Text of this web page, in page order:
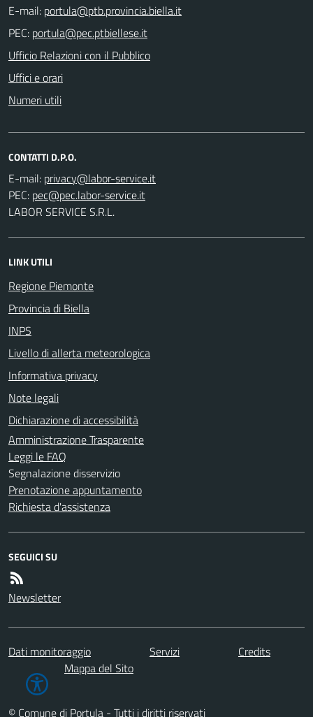
E-mail:
PEC:
Ufficio Relazioni con il Pubblico
Uffici e orari
Numeri utili
CONTATTI D.P.O.
E-mail:
PEC:
LABOR SERVICE S.R.L.
LINK UTILI
Regione Piemonte
Provincia di Biella
INPS
Livello di allerta meteorologica
Informativa privacy
Note legali
Dichiarazione di accessibilità
Amministrazione Trasparente
Leggi le FAQ
Segnalazione disservizio
Prenotazione appuntamento
Richiesta d'assistenza
SEGUICI SU
Newsletter
Dati monitoraggio Servizi
Credits
Mappa del Sito
© Comune di Portula - Tutti i diritti riservati